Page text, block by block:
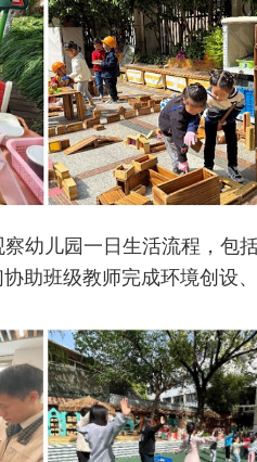
幼儿园一日生活流程，包
助班级教师完成环境创设